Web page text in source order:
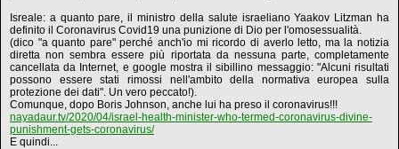
Isreale: a quanto pare, il ministro della salute israeliano Yaakov Litzman ha
definito il Coronavirus Covid19 una punizione di Dio per l'omosessualità.
(dico "a quanto pare" perché anch'io mi ricordo di averlo letto, ma la notizia
diretta non sembra essere più riportata da nessuna parte, completamente
cancellata da Internet, e google mostra il sibillino messaggio: "Alcuni risultati
possono essere stati rimossi nell'ambito della normativa europea sulla
protezione dei dati". Un vero peccato!).
Comunque, dopo Boris Johnson, anche lui ha preso il coronavirus!!!
nayadaur.tv/2020/04/israel-health-minister-who-termed-coronavirus-divine-
punishment-gets-coronavirus/
E quindi...